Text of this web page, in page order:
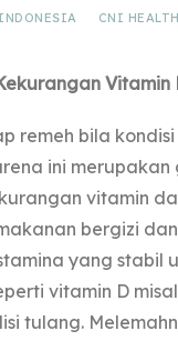
CNI
Vitamin
remeh bila
ini
vitamin
bergizi
yang stabil
vitamin D
tulang.